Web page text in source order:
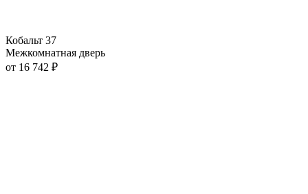
Кобальт 37
Межкомнатная дверь
от 16 742 ₽